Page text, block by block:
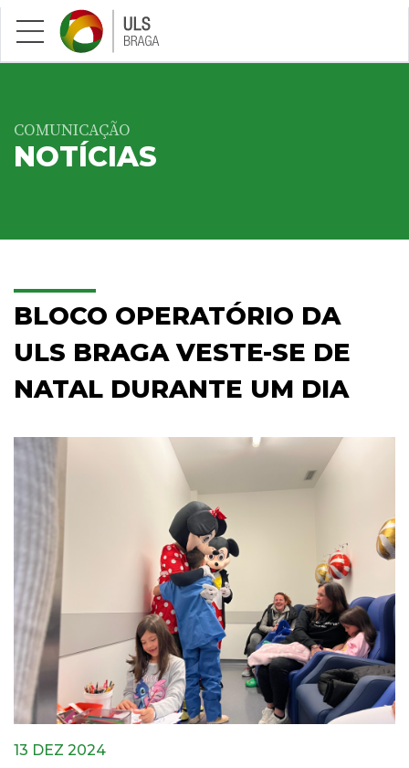
Saltar para conteúdo principal
COMUNICAÇÃO
NOTÍCIAS
BLOCO OPERATÓRIO DA
ULS BRAGA VESTE-SE DE
NATAL DURANTE UM DIA
13 DEZ 2024